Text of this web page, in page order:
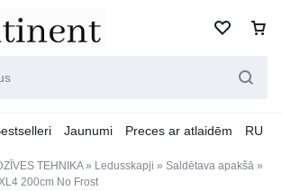
Jaunumi Preces ar atlaidēm RU
TEHNIKA» Ledusskapji » Saldētava apakšā »
200cm No Frost